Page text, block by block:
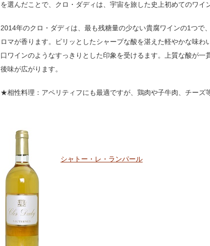
を選んだことで、クロ・ダディは、宇宙を旅した史上初めてのワイ
2014年のクロ・ダディは、最も残糖量の少ない貴腐ワインの1つで
ロマが香ります。ピリッとしたシャープな酸を湛えた軽やかな味
口ワインのようなすっきりとした印象を受けるます。上質な酸が
後味が広がります。
★相性料理：アペリティフにも最適ですが、鶏肉や子牛肉、チーズ
シャトー・レ・ランパール